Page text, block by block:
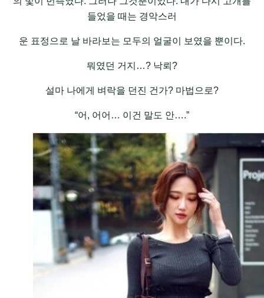
들었을 때는 경악스러
운 표정으로 날 바라보는 모두의 얼굴이 보였을 뿐이다.
뭐였던 거지…? 낙뢰?
설마 나에게 벼락을 던진 건가? 마법으로?
“어, 어어… 이건 말도 안….”